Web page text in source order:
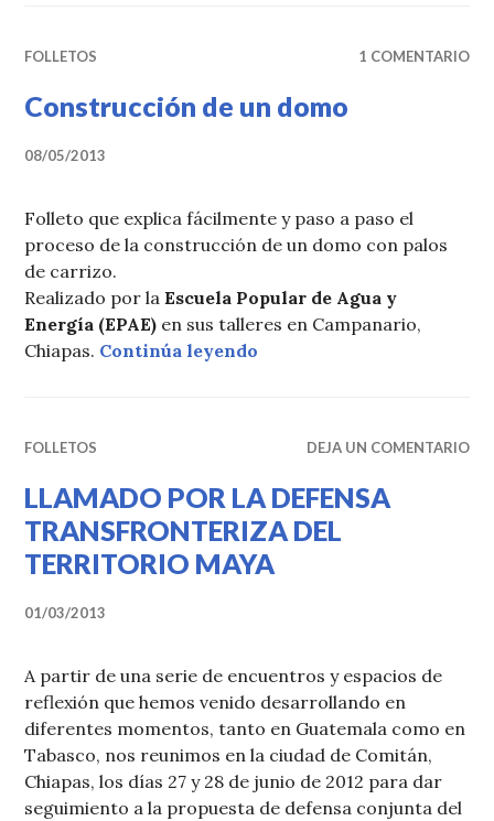
FOLLETOS 1 COMENTARIO
Construcción de un domo
08/05/2013
Folleto que explica fácilmente y paso a paso el
proceso de la construcción de un domo con palos
de carrizo.
Realizado por laEscuela Popular de Agua y
Energía (EPAE) en sus talleres en Campanario,
Chiapas. Continúa leyendo
FOLLETOS DEJA UN COMENTARIO
LLAMADO POR LA DEFENSA
TRANSFRONTERIZA DEL
TERRITORIO MAYA
01/03/2013
A partir de una serie de encuentros y espacios de
reflexión que hemos venido desarrollando en
diferentes momentos, tanto en Guatemala como en
Tabasco, nos reunimos en la ciudad de Comitán,
Chiapas, los días 27 y 28 de junio de 2012 para dar
seguimiento a la propuesta de defensa conjunta del